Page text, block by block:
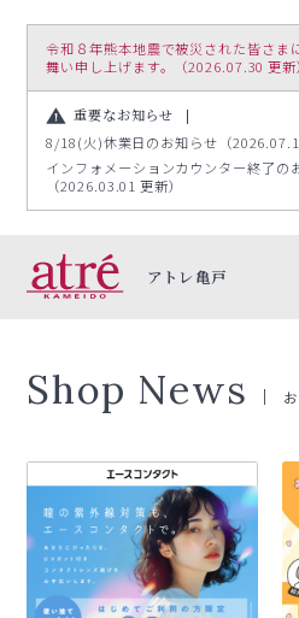
令和８年熊本地震で被災された皆さま
舞い申し上げます。（2026.07.30 更新
重要なお知らせ
8/18(火)休業日のお知らせ（
インフォメーションカウンター終了の
（2026.03.01 更新）
アトレ亀戸
Shop News